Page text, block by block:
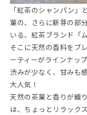
「紅茶のシャンパン
葉の、さらに新芽の部
いる、紅茶ブランド「
そこに天然の香料をブ
ーティーがラインナッ
渋みが少なく、甘みも
大人気！
天然の茶葉と香りが織
は、ちょっとリラック